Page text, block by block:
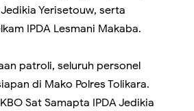
Yerisetouw, serta
IPDA Lesmani Makaba.
patroli, seluruh personel
di Mako Polres Tolikara.
Sat Samapta IPDA Jedikia